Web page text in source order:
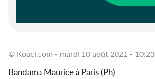
© Koaci.com - mardi 10 août 2021 - 10:23
Bandama Maurice à Paris (Ph)